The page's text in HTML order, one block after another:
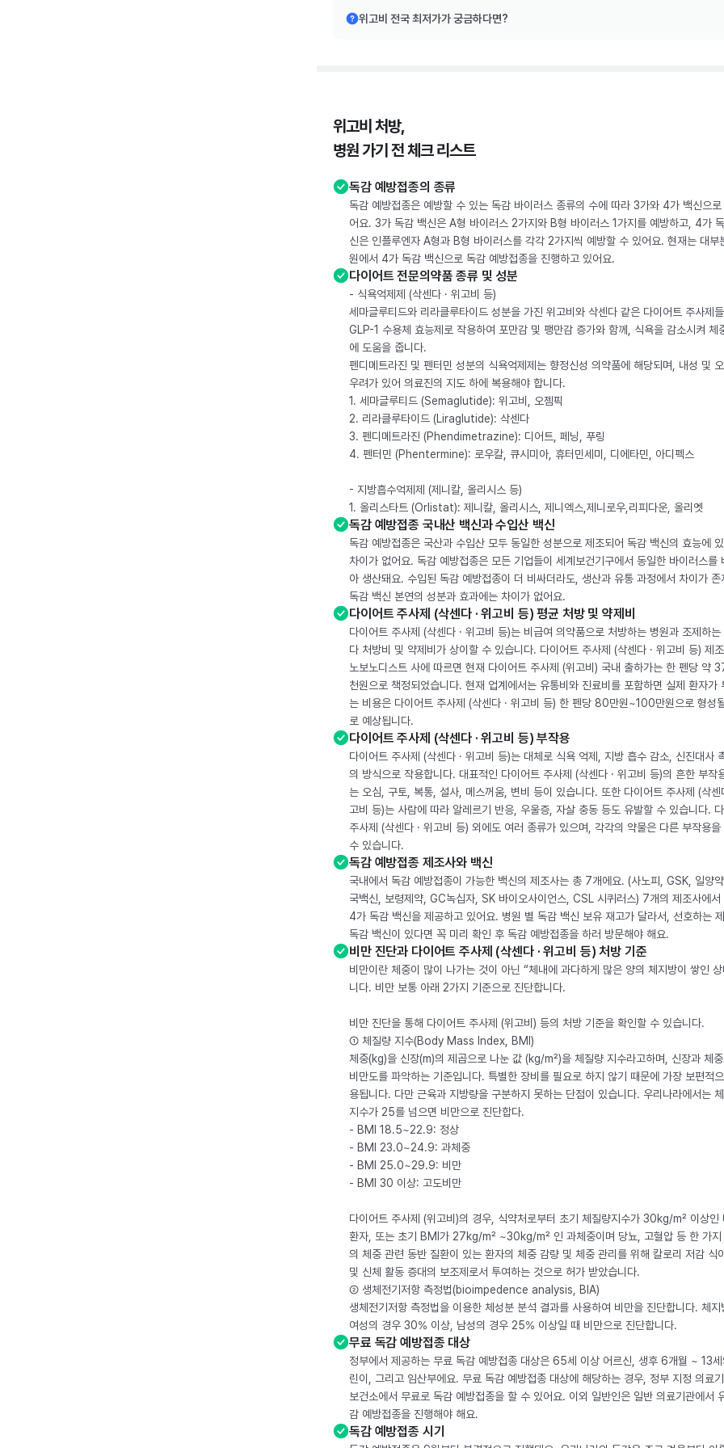
위고비 전국 최저가가 궁금하다면?
위고비 처방,
병원 가기 전 체크 리스트
독감 예방접종의 종류
독감 예방접종은 예방할 수 있는 독감 바이러스 종류의 수에 따라 3가와 4가 백신으로
어요. 3가 독감 백신은 A형 바이러스 2가지와 B형 바이러스 1가지를 예방하고, 4가
신은 인플루엔자 A형과 B형 바이러스를 각각 2가지씩 예방할 수 있어요. 현재는 대부
원에서 4가 독감 백신으로 독감 예방접종을 진행하고 있어요.
다이어트 전문의약품 종류 및 성분
- 식욕억제제 (삭센다 · 위고비 등)
세마글루티드와 리라클루타이드 성분을 가진 위고비와 삭센다 같은 다이어트 주사제
GLP-1 수용체 효능제로 작용하여 포만감 및 팽만감 증가와 함께, 식욕을 감소시켜 체
에 도움을 줍니다.
펜디메트라진 및 펜터민 성분의 식욕억제제는 향정신성 의약품에 해당되며, 내성 및
우려가 있어 의료진의 지도 하에 복용해야 합니다.
1. 세마글루티드 (Semaglutide): 위고비, 오젬픽
2. 리라클루타이드 (Liraglutide): 삭센다
3. 펜디메트라진 (Phendimetrazine): 디어트, 페닝, 푸링
4. 펜터민 (Phentermine): 로우칼, 큐시미아, 휴터민세미, 디에타민, 아디펙스
- 지방흡수억제제 (제니칼, 올리시스 등)
1. 올리스타트 (Orlistat): 제니칼, 올리시스, 제니엑스,제니로우,리피다운, 올리엣
독감 예방접종 국내산 백신과 수입산 백신
독감 예방접종은 국산과 수입산 모두 동일한 성분으로 제조되어 독감 백신의 효능에
차이가 없어요. 독감 예방접종은 모든 기업들이 세계보건기구에서 동일한 바이러스를
아 생산돼요. 수입된 독감 예방접종이 더 비싸더라도, 생산과 유통 과정에서 차이가 존
독감 백신 본연의 성분과 효과에는 차이가 없어요.
다이어트 주사제 (삭센다 · 위고비 등) 평균 처방 및 약제비
다이어트 주사제 (삭센다 · 위고비 등)는 비급여 의약품으로 처방하는 병원과 조제하는
다 처방비 및 약제비가 상이할 수 있습니다. 다이어트 주사제 (삭센다 · 위고비 등) 제
노보노디스트 사에 따르면 현재 다이어트 주사제 (위고비) 국내 출하가는 한 펜당 약
천원으로 책정되었습니다. 현재 업계에서는 유통비와 진료비를 포함하면 실제 환자가
는 비용은 다이어트 주사제 (삭센다 · 위고비 등) 한 펜당 80만원~100만원으로 형성
로 예상됩니다.
다이어트 주사제 (삭센다 · 위고비 등) 부작용
다이어트 주사제 (삭센다 · 위고비 등)는 대체로 식욕 억제, 지방 흡수 감소, 신진대사
의 방식으로 작용합니다. 대표적인 다이어트 주사제 (삭센다 · 위고비 등)의 흔한 부작
는 오심, 구토, 복통, 설사, 메스꺼움, 변비 등이 있습니다. 또한 다이어트 주사제 (삭센
고비 등)는 사람에 따라 알레르기 반응, 우울증, 자살 충동 등도 유발할 수 있습니다.
주사제 (삭센다 · 위고비 등) 외에도 여러 종류가 있으며, 각각의 약물은 다른 부작용을
수 있습니다.
독감 예방접종 제조사와 백신
국내에서 독감 예방접종이 가능한 백신의 제조사는 총 7개에요. (사노피, GSK, 일양
국백신, 보령제약, GC녹십자, SK 바이오사이언스, CSL 시퀴러스) 7개의 제조사에서
4가 독감 백신을 제공하고 있어요. 병원 별 독감 백신 보유 재고가 달라서, 선호하는
독감 백신이 있다면 꼭 미리 확인 후 독감 예방접종을 하러 방문해야 해요.
비만 진단과 다이어트 주사제 (삭센다 · 위고비 등) 처방 기준
비만이란 체중이 많이 나가는 것이 아닌 “체내에 과다하게 많은 양의 체지방이 쌓인
니다. 비만 보통 아래 2가지 기준으로 진단합니다.
비만 진단을 통해 다이어트 주사제 (위고비) 등의 처방 기준을 확인할 수 있습니다.
① 체질량 지수(Body Mass Index, BMI)
체중(kg)을 신장(m)의 제곱으로 나눈 값 (kg/m²)을 체질량 지수라고하며, 신장과 체
비만도를 파악하는 기준입니다. 특별한 장비를 필요로 하지 않기 때문에 가장 보편적
용됩니다. 다만 근육과 지방량을 구분하지 못하는 단점이 있습니다. 우리나라에서는
지수가 25를 넘으면 비만으로 진단합다.
- BMI 18.5~22.9: 정상
- BMI 23.0~24.9: 과체중
- BMI 25.0~29.9: 비만
- BMI 30 이상: 고도비만
다이어트 주사제 (위고비)의 경우, 식약처로부터 초기 체질량지수가 30kg/m² 이상인
환자, 또는 초기 BMI가 27kg/m² ~30kg/m² 인 과체중이며 당뇨, 고혈압 등 한 가지
의 체중 관련 동반 질환이 있는 환자의 체중 감량 및 체중 관리를 위해 칼로리 저감 식
및 신체 활동 증대의 보조제로서 투여하는 것으로 허가 받았습니다.
② 생체전기저항 측정법(bioimpedence analysis, BIA)
생체전기저항 측정법을 이용한 체성분 분석 결과를 사용하여 비만을 진단합니다. 체지
여성의 경우 30% 이상, 남성의 경우 25% 이상일 때 비만으로 진단합니다.
무료 독감 예방접종 대상
정부에서 제공하는 무료 독감 예방접종 대상은 65세 이상 어르신, 생후 6개월 ~ 13
린이, 그리고 임산부에요. 무료 독감 예방접종 대상에 해당하는 경우, 정부 지정 의료
보건소에서 무료로 독감 예방접종을 할 수 있어요. 이외 일반인은 일반 의료기관에서
감 예방접종을 진행해야 해요.
독감 예방접종 시기